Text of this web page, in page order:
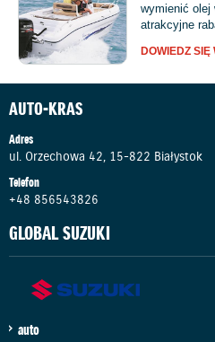
wymienić olej
atrakcyjne
DOWIEDZ SIĘ
AUTO-KRAS
Adres
ul. Orzechowa 42, 15-822 Białystok
Telefon
+48 856543826
GLOBAL SUZUKI
auto